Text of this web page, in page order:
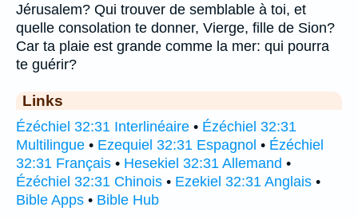
Jérusalem? Qui trouver de semblable à toi, et
quelle consolation te donner, Vierge, fille de Sion?
Car ta plaie est grande comme la mer: qui pourra
te guérir?
Links
Ézéchiel 32:31 Interlinéaire • Ézéchiel 32:31
Multilingue • Ezequiel 32:31 Espagnol • Ézéchiel
32:31 Français • Hesekiel 32:31 Allemand •
Ézéchiel 32:31 Chinois • Ezekiel 32:31 Anglais •
Bible Apps • Bible Hub